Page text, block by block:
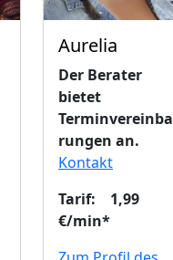
Aurelia
Der Berater
bietet
Terminvereinba
rungen an.
Kontakt
Tarif: 1,99
€/min*